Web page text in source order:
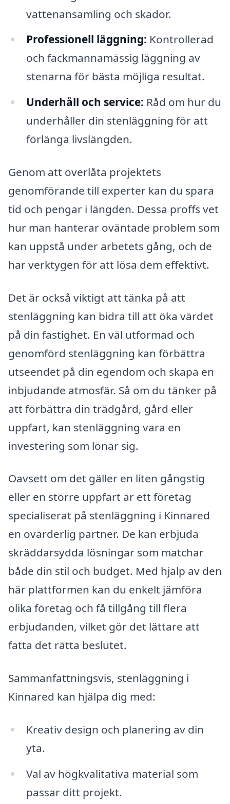
vattenansamling och skador.
Professionell läggning: Kontrollerad
och fackmannamässig läggning av
stenarna för bästa möjliga resultat.
Underhåll och service: Råd om hur du
underhåller din stenläggning för att
förlänga livslängden.
Genom att överlåta projektets
genomförande till experter kan du spara
tid och pengar i längden. Dessa proffs vet
hur man hanterar oväntade problem som
kan uppstå under arbetets gång, och de
har verktygen för att lösa dem effektivt.
Det är också viktigt att tänka på att
stenläggning kan bidra till att öka värdet
på din fastighet. En väl utformad och
genomförd stenläggning kan förbättra
utseendet på din egendom och skapa en
inbjudande atmosfär. Så om du tänker på
att förbättra din trädgård, gård eller
uppfart, kan stenläggning vara en
investering som lönar sig.
Oavsett om det gäller en liten gångstig
eller en större uppfart är ett företag
specialiserat på stenläggning i Kinnared
en ovärderlig partner. De kan erbjuda
skräddarsydda lösningar som matchar
både din stil och budget. Med hjälp av den
här plattformen kan du enkelt jämföra
olika företag och få tillgång till flera
erbjudanden, vilket gör det lättare att
fatta det rätta beslutet.
Sammanfattningsvis, stenläggning i
Kinnared kan hjälpa dig med:
Kreativ design och planering av din
yta.
Val av högkvalitativa material som
passar ditt projekt.